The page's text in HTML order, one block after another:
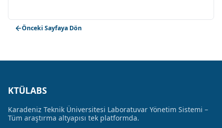
Önceki Sayfaya Dön
KTÜLABS
Karadeniz Teknik Üniversitesi Laboratuvar Yönetim Sistemi –
Tüm araştırma altyapısı tek platformda.